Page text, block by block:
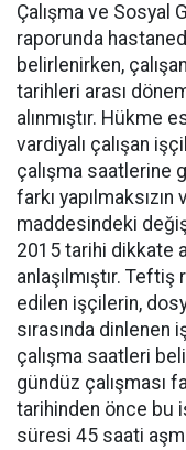
Çalışma ve Sosyal
raporunda
belirlenirken,
tarihleri arası
alınmıştır. Hükme
vardiyalı çalışan
çalışma saatlerine
farkı
maddesindeki
2015 tarihi dikkate
anlaşılmıştır.
edilen işçilerin,
sırasında dinlenen
çalışma saatleri
gündüz çalışması
tarihinden önce bu
süresi 45 saati